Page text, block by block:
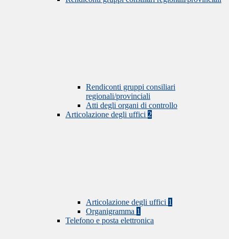
Rendiconti gruppi consiliari
regionali/provinciali
Atti degli organi di controllo
Articolazione degli uffici 2
Articolazione degli uffici 1
Organigramma 1
Telefono e posta elettronica